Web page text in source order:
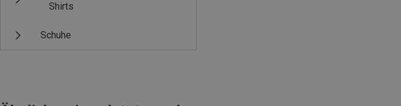
Shirts
Schuhe